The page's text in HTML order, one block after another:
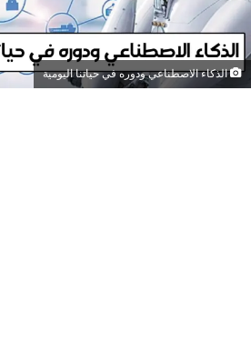
الذكاء الاصطناعي ودوره في حياتنا اليومية